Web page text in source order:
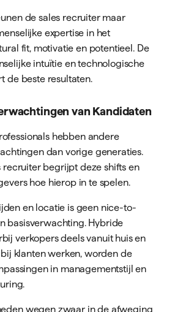
de sales recruiter maar
expertise in het
fit, motivatie en potentieel. De
intuïtie en technologische
de beste resultaten.
van Kandidaten
hebben andere
dan vorige generaties.
recruiter begrijpt deze shifts en
hoe hierop in te spelen.
en locatie is geen nice-to-
basisverwachting. Hybride
verkopers deels vanuit huis en
klanten werken, worden de
in managementstijl en
wegen zwaar in de afweging